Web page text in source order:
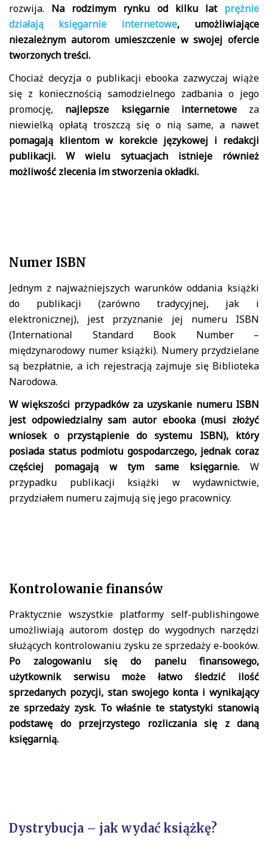
rozwija. Na rodzimym rynku od kilku lat prężnie
działają księgarnie internetowe, umożliwiające
niezależnym autorom umieszczenie w swojej ofercie
tworzonych treści.
Chociaż decyzja o publikacji ebooka zazwyczaj wiąże
się z koniecznością samodzielnego zadbania o jego
promocję, najlepsze księgarnie internetoweza
niewielką opłatą troszczą się o nią same, a nawet
pomagają klientom w korekcie językowej i redakcji
publikacji. W wielu sytuacjach istnieje również
możliwość zlecenia im stworzenia okładki.
Numer ISBN
Jednym z najważniejszych warunków oddania książki
do publikacji (zarówno tradycyjnej, jak i
elektronicznej), jest przyznanie jej numeru ISBN
(International Standard Book Number –
międzynarodowy numer książki). Numery przydzielane
są bezpłatnie, a ich rejestracją zajmuje się Biblioteka
Narodowa.
W większości przypadków za uzyskanie numeru ISBN
jest odpowiedzialny sam autor ebooka (musi złożyć
wniosek o przystąpienie do systemu ISBN), który
posiada status podmiotu gospodarczego, jednak coraz
częściej pomagają w tym same księgarnie. W
przypadku publikacji książki w wydawnictwie,
przydziałem numeru zajmują się jego pracownicy.
Kontrolowanie finansów
Praktycznie wszystkie platformy self-publishingowe
umożliwiają autorom dostęp do wygodnych narzędzi
służących kontrolowaniu zysku ze sprzedaży e-booków.
Po zalogowaniu się do panelu finansowego,
użytkownik serwisu może łatwo śledzić ilość
sprzedanych pozycji, stan swojego konta i wynikający
ze sprzedaży zysk. To właśnie te statystyki stanowią
podstawę do przejrzystego rozliczania się z daną
księgarnią.
Dystrybucja – jak wydać książkę?